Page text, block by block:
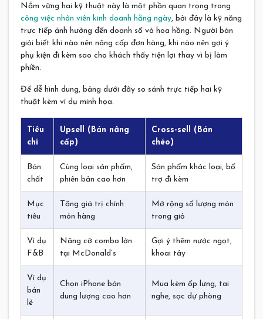
Nắm vững hai kỹ thuật này là một phần quan trọng trong
công việc nhân viên kinh doanh hằng ngày, bởi đây là kỹ năng
trực tiếp ảnh hưởng đến doanh số và hoa hồng. Người bán
giỏi biết khi nào nên nâng cấp đơn hàng, khi nào nên gợi ý
phụ kiện đi kèm sao cho khách thấy tiện lợi thay vì bị làm
phiền.
Để dễ hình dung, bảng dưới đây so sánh trực tiếp hai kỹ
thuật kèm ví dụ minh họa.
Tiêu
chí
Upsell (Bán nâng
cấp)
Cross-sell (Bán
chéo)
Bản
chất
Cùng loại sản phẩm,
phiên bản cao hơn
Sản phẩm khác loại, bổ
trợ đi kèm
Mục
tiêu
Tăng giá trị chính
món hàng
Mở rộng số lượng món
trong giỏ
Ví dụ
F&B
Nâng cỡ combo lớn
tại McDonald’s
Gợi ý thêm nước ngọt,
khoai tây
Ví dụ
bán
lẻ
Chọn iPhone bản
dung lượng cao hơn
Mua kèm ốp lưng, tai
nghe, sạc dự phòng